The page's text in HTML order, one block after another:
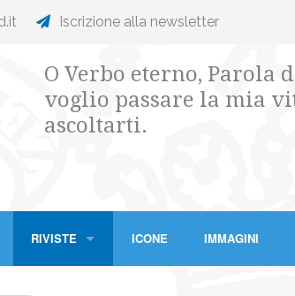
Iscrizione alla newsletter
O Verbo eterno, Parola
voglio passare la mia
ascoltarti.
RIVISTE ICONE IMMAGINI